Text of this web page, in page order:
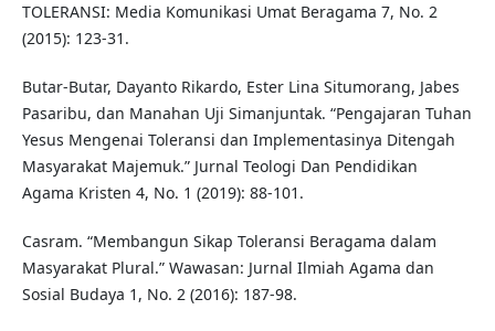
TOLERANSI: Media Komunikasi Umat Beragama 7, No. 2
(2015): 123-31.
Butar-Butar, Dayanto Rikardo, Ester Lina Situmorang, Jabes
Pasaribu, dan Manahan Uji Simanjuntak. “Pengajaran Tuhan
Yesus Mengenai Toleransi dan Implementasinya Ditengah
Masyarakat Majemuk.” Jurnal Teologi Dan Pendidikan
Agama Kristen 4, No. 1 (2019): 88-101.
Casram. “Membangun Sikap Toleransi Beragama dalam
Masyarakat Plural.” Wawasan: Jurnal Ilmiah Agama dan
Sosial Budaya 1, No. 2 (2016): 187-98.